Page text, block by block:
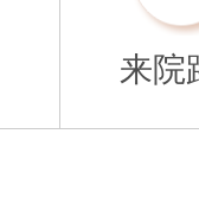
来院